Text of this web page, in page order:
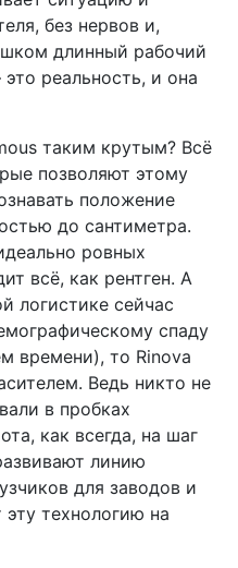
без нервов и,
длинный рабочий
реальность, и она
таким крутым? Всё
позволяют этому
положение
до сантиметра.
ровных
всё, как рентген. А
логистике сейчас
спаду
времени), то Rinova
Ведь никто не
в пробках
как всегда, на шаг
линию
для заводов и
технологию на